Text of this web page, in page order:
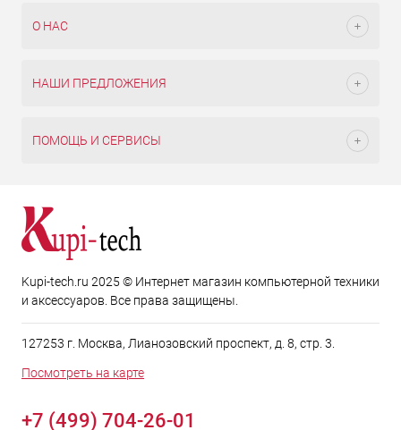
О НАС
НАШИ ПРЕДЛОЖЕНИЯ
ПОМОЩЬ И СЕРВИСЫ
Kupi-tech.ru 2025 © Интернет магазин компьютерной техники
и аксессуаров. Все права защищены.
127253 г. Москва, Лианозовский проспект, д. 8, стр. 3.
Посмотреть на карте
+7 (499) 704-26-01